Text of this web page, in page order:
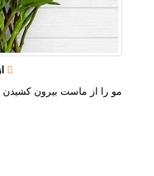
مو را از ماست بيرون كشيدن